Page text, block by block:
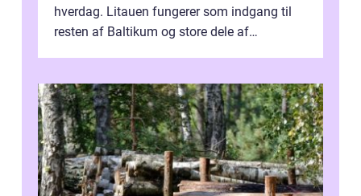
hverdag. Litauen fungerer som indgang til
resten af Baltikum og store dele af